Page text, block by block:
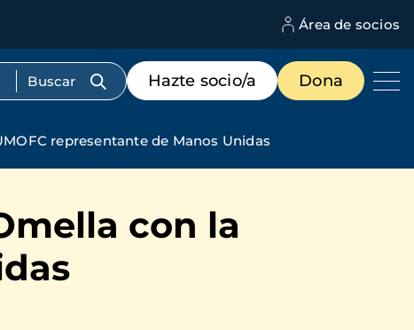
Área de socios
Menú
de
destacados
Hazte socio/a Dona
representante de Manos Unidas
con la